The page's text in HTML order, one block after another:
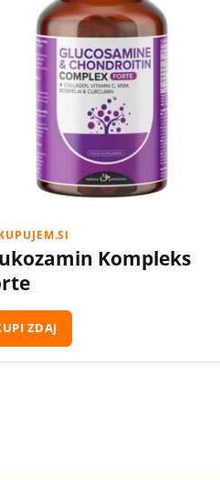
Kompleks
ZDAJ